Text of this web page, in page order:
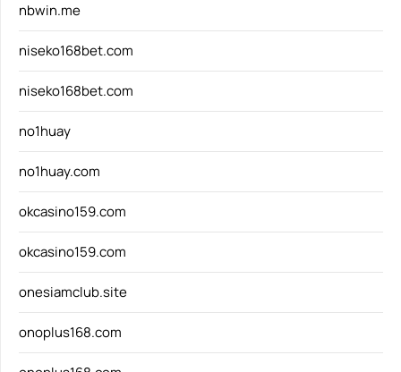
nbwin.me
niseko168bet.com
niseko168bet.com
no1huay
no1huay.com
okcasino159.com
okcasino159.com
onesiamclub.site
onoplus168.com